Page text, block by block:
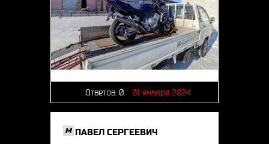
Ответов: 0 01 января 2024
M ПАВЕЛ СЕРГЕЕВИЧ